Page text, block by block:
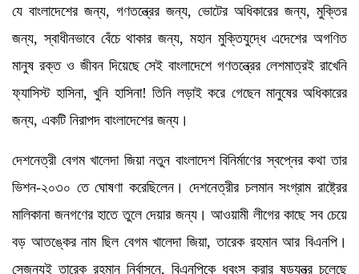
যে বাংলাদেশের জন্য, গণতন্ত্রের জন্য, ভোটের অধিকারের জন্য, মুক্তির
জন্য, স্বাধীনভাবে বেঁচে থাকার জন্য, মহান মুক্তিযুদ্ধে এদেশের অগণিত
মানুষ রক্ত ও জীবন দিয়েছে সেই বাংলাদেশে গণতন্ত্রের লেশমাত্রই রাখেনি
ফ্যাসিস্ট হাসিনা, খুনি হাসিনা! তিনি লড়াই করে গেছেন মানুষের অধিকারের
জন্য, একটি নিরাপদ বাংলাদেশের জন্য।
দেশনেত্রী বেগম খালেদা জিয়া নতুন বাংলাদেশ বিনির্মাণের স্বপ্নের কথা তার
ভিশন-২০৩০ তে ঘোষণা করেছিলেন। দেশনেত্রীর চলমান সংগ্রাম রাষ্ট্রের
মালিকানা জনগণের হাতে তুলে দেয়ার জন্য। আওয়ামী লীগের কাছে সব চেয়ে
বড় আতঙ্কের নাম ছিল বেগম খালেদা জিয়া, তারেক রহমান আর বিএনপি।
সেজন্যই তারেক রহমান নির্বাসনে, বিএনপিকে ধ্বংস করার ষড়যন্ত্র চলেছে